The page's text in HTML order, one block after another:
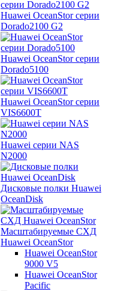
Huawei OceanStor серии
Dorado2100 G2
Huawei OceanStor серии
Dorado5100
Huawei OceanStor серии
VIS6600T
Huawei серии NAS
N2000
Дисковые полки Huawei
OceanDisk
Масштабируемые СХД
Huawei OceanStor
Huawei OceanStor
9000 V5
Huawei OceanStor
Pacific